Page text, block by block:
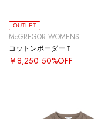
OUTLET
McGREGOR WOMENS
コットンボーダーＴ
￥8,250 50%OFF